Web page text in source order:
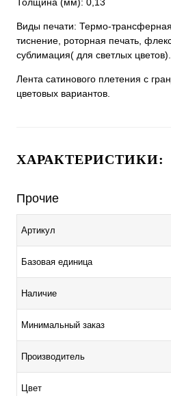
Виды печати: Термо-
тиснение, роторная печать,
сублимация( для светлых цветов).
Лента сатинового плетения с
цветовых вариантов.
ХАРАКТЕРИСТИКИ:
Прочие
Артикул
Базовая единица
Наличие
Минимальный заказ
Производитель
Цвет